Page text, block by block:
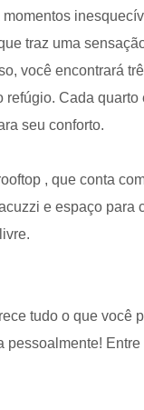
traz uma
você encontrará
refúgio. Cada
seu conforto.
, que conta
e espaço
tudo o que você